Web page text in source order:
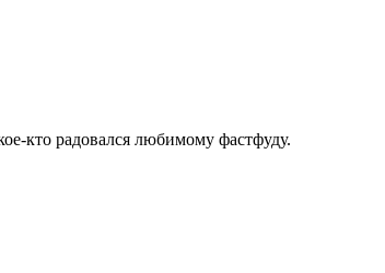
кто радовался любимому фастфуду.